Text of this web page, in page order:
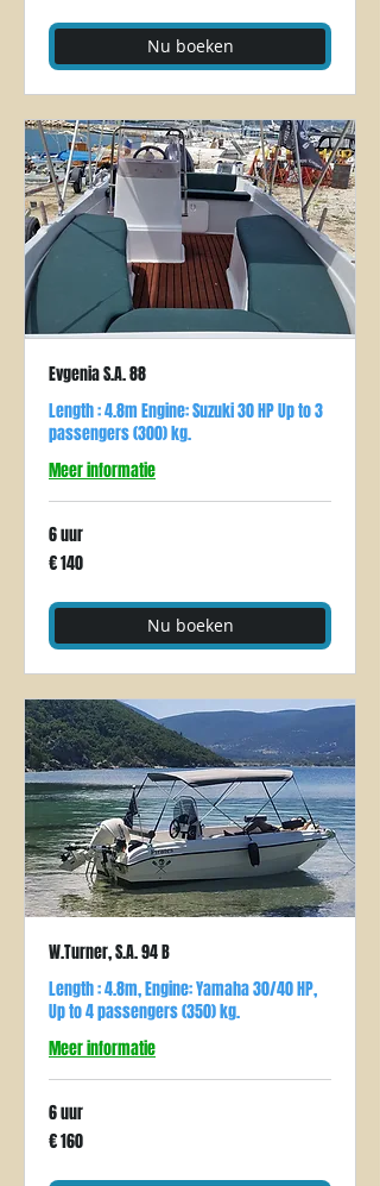
Nu boeken
Evgenia S.A. 88
Length : 4.8m Engine: Suzuki 30 HP Up to 3
passengers (300) kg.
Meer informatie
6 uur
140
euro
€ 140
Nu boeken
W.Turner, S.A. 94 B
Length : 4.8m, Engine: Yamaha 30/40 HP,
Up to 4 passengers (350) kg.
Meer informatie
6 uur
160
euro
€ 160